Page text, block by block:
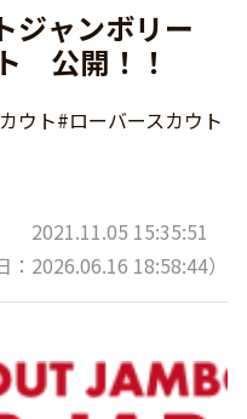
ジャンボリー
公開！！
ウト#ローバースカウト
2021.11.05 15:35:51
：2026.06.16 18:58:44）